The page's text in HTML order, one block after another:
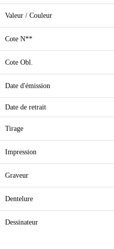
Valeur / Couleur
Cote N**
Cote Obl.
Date d'émission
Date de retrait
Tirage
Impression
Graveur
Dentelure
Dessinateur